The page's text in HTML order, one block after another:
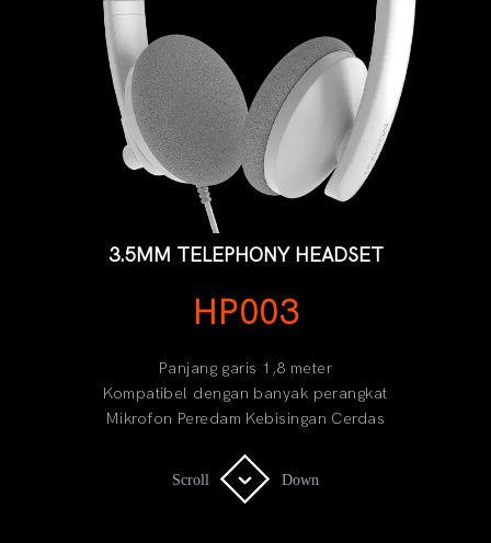
3.5MM TELEPHONY HEADSET
HP003
Panjang garis 1,8 meter
Kompatibel dengan banyak perangkat
Mikrofon Peredam Kebisingan Cerdas
Scroll Down
Scroll Down